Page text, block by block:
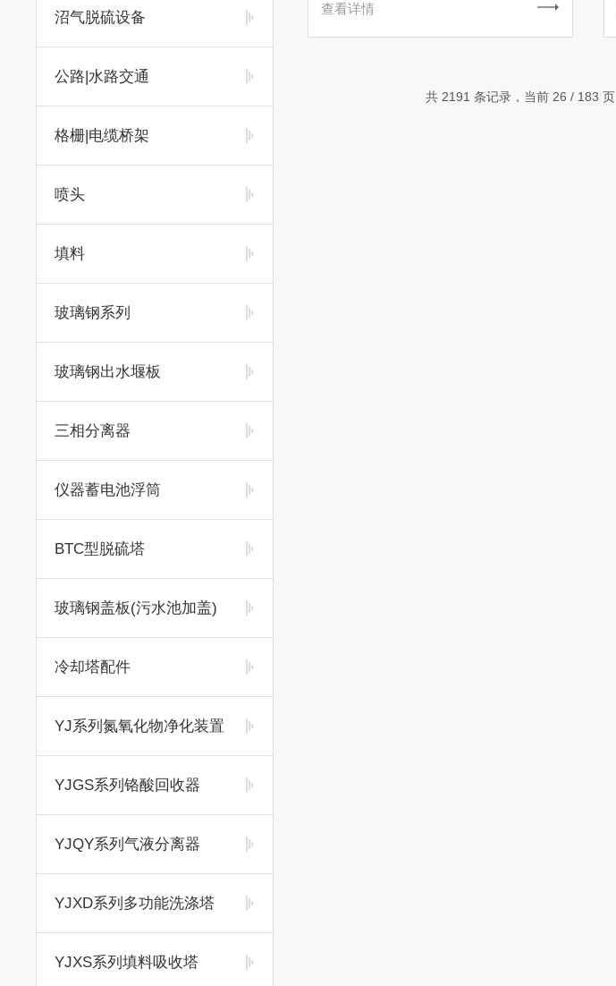
沼气脱硫设备
公路|水路交通
格栅|电缆桥架
喷头
填料
玻璃钢系列
玻璃钢出水堰板
三相分离器
仪器蓄电池浮筒
BTC型脱硫塔
玻璃钢盖板(污水池加盖)
冷却塔配件
YJ系列氮氧化物净化装置
YJGS系列铬酸回收器
YJQY系列气液分离器
YJXD系列多功能洗涤塔
YJXS系列填料吸收塔
查看详情
共 2191 条记录，当前 26 / 183 页